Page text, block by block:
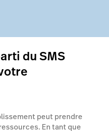
du SMS
peut prendre
En tant que